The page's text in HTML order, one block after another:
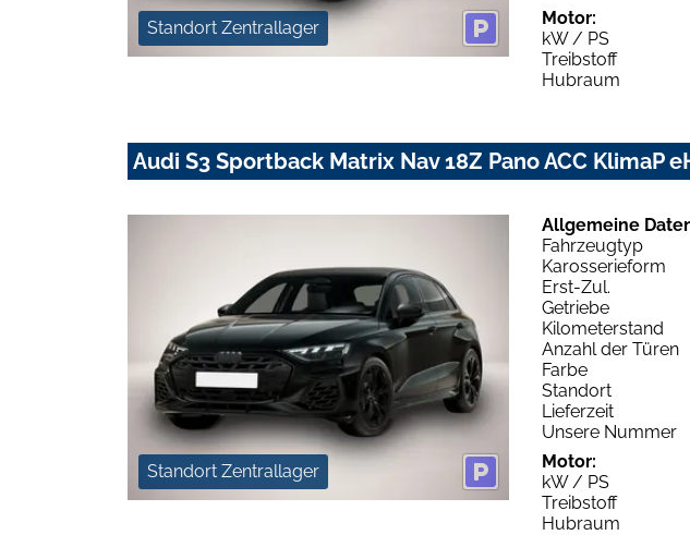
Standort Zentrallager
Motor:
kW / PS
Treibstoff
Hubraum
Audi S3 Sportback Matrix Nav 18Z Pano ACC KlimaP
Standort Zentrallager
Allgemeine
Fahrzeugtyp
Karosserieform
Erst-Zul.
Getriebe
Kilometerstand
Anzahl der Türen
Farbe
Standort
Lieferzeit
Unsere Nummer
Motor:
kW / PS
Treibstoff
Hubraum